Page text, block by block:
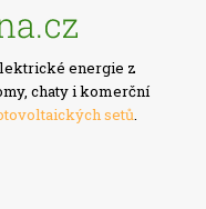
energie z
chaty i komerční
setů.